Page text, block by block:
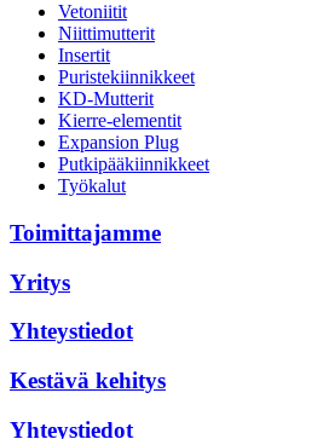
Vetoniitit
Niittimutterit
Insertit
Puristekiinnikkeet
KD-Mutterit
Kierre-elementit
Expansion Plug
Putkipääkiinnikkeet
Työkalut
Toimittajamme
Yritys
Yhteystiedot
Kestävä kehitys
Yhteystiedot